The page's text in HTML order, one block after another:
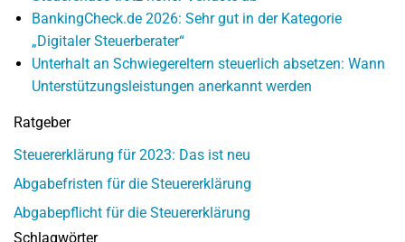
BankingCheck.de 2026: Sehr gut in der Kategorie
„Digitaler Steuerberater“
Unterhalt an Schwiegereltern steuerlich absetzen: Wann
Unterstützungsleistungen anerkannt werden
Ratgeber
Steuererklärung für 2023: Das ist neu
Abgabefristen für die Steuererklärung
Abgabepflicht für die Steuererklärung
Schlagwörter